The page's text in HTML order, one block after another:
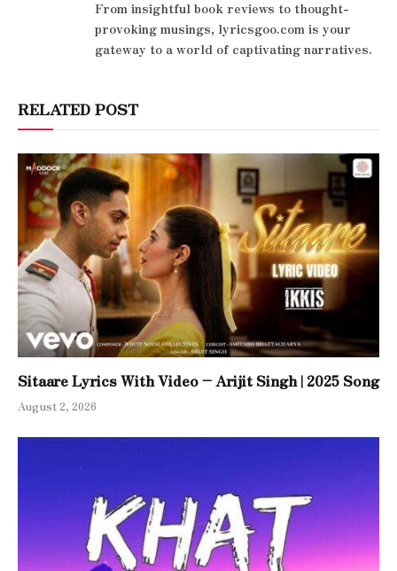
From insightful book reviews to thought-
provoking musings, lyricsgoo.com is your
gateway to a world of captivating narratives.
RELATED POST
Sitaare Lyrics With Video – Arijit Singh | 2025 Song
August 2, 2026